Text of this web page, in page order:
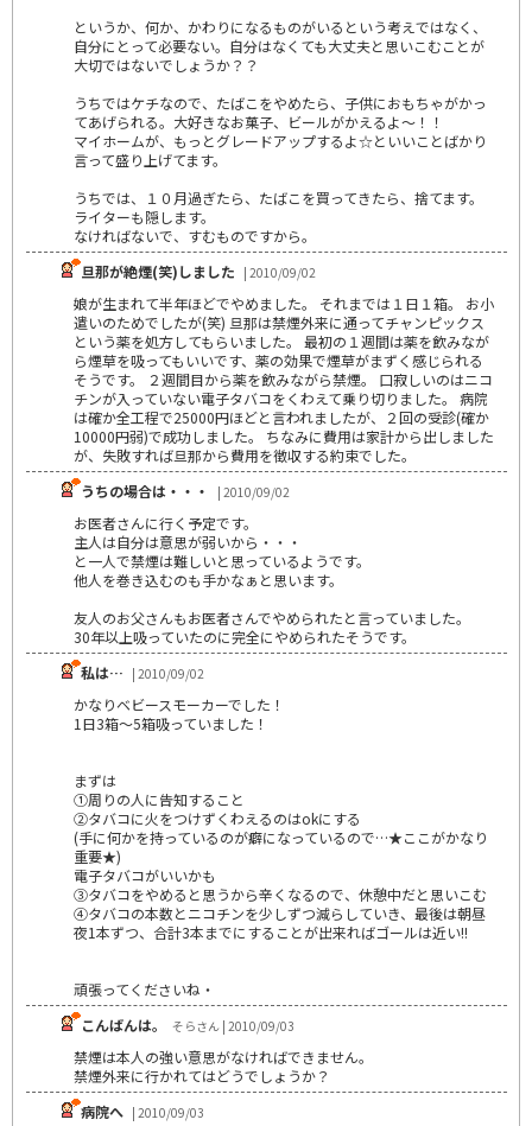
というか、何か、かわりになるものがいるという考えではなく、
自分にとって必要ない。自分はなくても大丈夫と思いこむことが
大切ではないでしょうか？？
うちではケチなので、たばこをやめたら、子供におもちゃがかっ
てあげられる。大好きなお菓子、ビールがかえるよ～！！
マイホームが、もっとグレードアップするよ☆といいことばかり
言って盛り上げてます。
うちでは、１０月過ぎたら、たばこを買ってきたら、捨てます。
ライターも隠します。
なければないで、すむものですから。
旦那が絶煙(笑)しました | 2010/09/02
娘が生まれて半年ほどでやめました。 それまでは１日１箱。 お小
遣いのためでしたが(笑) 旦那は禁煙外来に通ってチャンピックス
という薬を処方してもらいました。 最初の１週間は薬を飲みなが
ら煙草を吸ってもいいです、薬の効果で煙草がまずく感じられる
そうです。 ２週間目から薬を飲みながら禁煙。 口寂しいのはニコ
チンが入っていない電子タバコをくわえて乗り切りました。 病院
は確か全工程で25000円ほどと言われましたが、２回の受診(確か
10000円弱)で成功しました。 ちなみに費用は家計から出しました
が、失敗すれば旦那から費用を徴収する約束でした。
うちの場合は・・・
| 2010/09/02
お医者さんに行く予定です。
主人は自分は意思が弱いから・・・
と一人で禁煙は難しいと思っているようです。
他人を巻き込むのも手かなぁと思います。
友人のお父さんもお医者さんでやめられたと言っていました。
30年以上吸っていたのに完全にやめられたそうです。
私は… | 2010/09/02
かなりベビースモーカーでした！
1日3箱～5箱吸っていました！
まずは
①周りの人に告知すること
②タバコに火をつけずくわえるのはokにする
(手に何かを持っているのが癖になっているので…★ここがかなり
重要★)
電子タバコがいいかも
③タバコをやめると思うから辛くなるので、休憩中だと思いこむ
④タバコの本数とニコチンを少しずつ減らしていき、最後は朝昼
夜1本ずつ、合計3本までにすることが出来ればゴールは近い!!
頑張ってくださいね・
こんばんは。
そらさん | 2010/09/03
禁煙は本人の強い意思がなければできません。
禁煙外来に行かれてはどうでしょうか？
病院へ | 2010/09/03